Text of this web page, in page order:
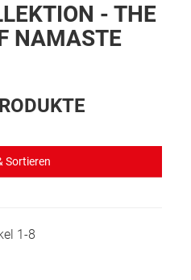
- THE
NAMASTE
Sortieren
1-8